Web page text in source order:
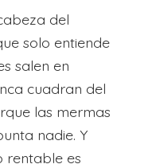
del
solo entiende
salen en
cuadran del
las mermas
nadie. Y
rentable es